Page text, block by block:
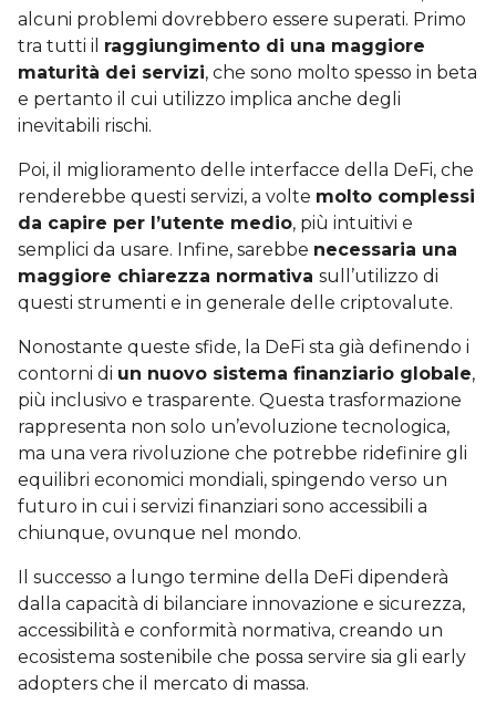
alcuni problemi dovrebbero essere superati. Primo
tra tutti il raggiungimento di una maggiore
maturità dei servizi, che sono molto spesso in beta
e pertanto il cui utilizzo implica anche degli
inevitabili rischi.
Poi, il miglioramento delle interfacce della DeFi, che
renderebbe questi servizi, a volte molto complessi
da capire per l’utente medio, più intuitivi e
semplici da usare. Infine, sarebbe necessaria una
maggiore chiarezza normativa sull’utilizzo di
questi strumenti e in generale delle criptovalute.
Nonostante queste sfide, la DeFi sta già definendo i
contorni di un nuovo sistema finanziario globale,
più inclusivo e trasparente. Questa trasformazione
rappresenta non solo un’evoluzione tecnologica,
ma una vera rivoluzione che potrebbe ridefinire gli
equilibri economici mondiali, spingendo verso un
futuro in cui i servizi finanziari sono accessibili a
chiunque, ovunque nel mondo.
Il successo a lungo termine della DeFi dipenderà
dalla capacità di bilanciare innovazione e sicurezza,
accessibilità e conformità normativa, creando un
ecosistema sostenibile che possa servire sia gli early
adopters che il mercato di massa.